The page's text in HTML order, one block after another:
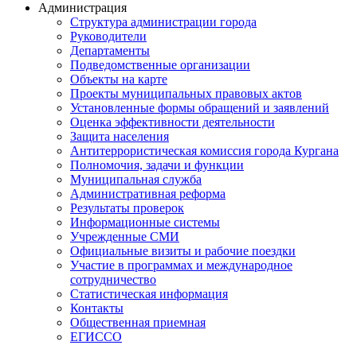
Администрация
Структура администрации города
Руководители
Департаменты
Подведомственные организации
Объекты на карте
Проекты муниципальных правовых актов
Установленные формы обращений и заявлений
Оценка эффективности деятельности
Защита населения
Антитеррористическая комиссия города Кургана
Полномочия, задачи и функции
Муниципальная служба
Административная реформа
Результаты проверок
Информационные системы
Учрежденные СМИ
Официальные визиты и рабочие поездки
Участие в программах и международное
сотрудничество
Статистическая информация
Контакты
Общественная приемная
ЕГИССО